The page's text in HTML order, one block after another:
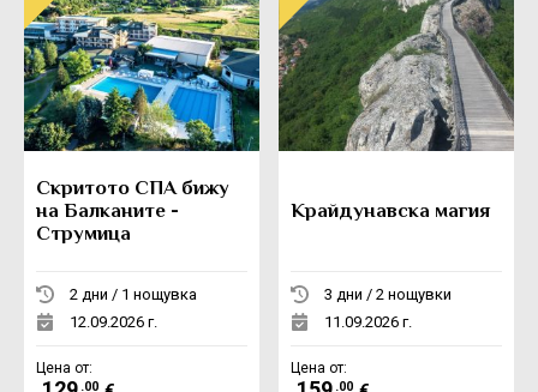
Скритото СПА бижу
на Балканите -
Струмица
2 дни / 1 нощувка
12.09.2026 г.
Цена от:
.00
Крайдунавска магия
3 дни / 2 нощувки
11.09.2026 г.
Цена от:
.00